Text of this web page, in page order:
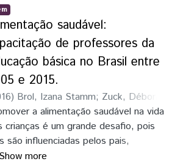
complementares no contro turno
Estadual do Campo Tancredo
de forma a compreender deveras
existentes entre as práticas
e os efeitos no seu entorno.
saudável:
de professores da
básica no Brasil entre
e 2015.
) Brol, Izana Stamm; Zuck, Débora
a alimentação saudável na vida
crianças é um grande desafio, pois
são influenciadas pelos pais,
amigos e pela escola. O
Show more